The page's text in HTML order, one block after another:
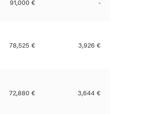
91,000 € -
78,525 € 3,926 €
72,880 € 3,644 €